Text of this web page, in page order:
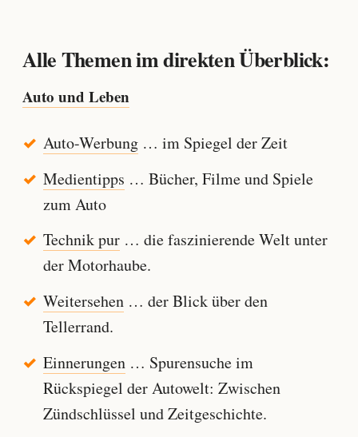
Alle Themen im direkten Überblick:
Auto und Leben
Auto-Werbung… im Spiegel der Zeit
Medientipps … Bücher, Filme und Spiele
zum Auto
Technik pur… die faszinierende Welt unter
der Motorhaube.
Weitersehen… der Blick über den
Tellerrand.
Einnerungen… Spurensuche im
Rückspiegel der Autowelt: Zwischen
Zündschlüssel und Zeitgeschichte.